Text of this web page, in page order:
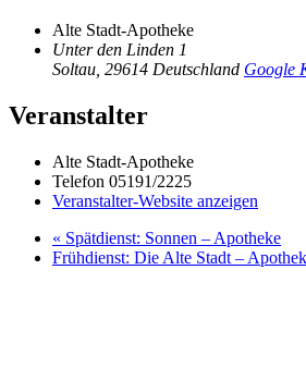
Alte Stadt-Apotheke
Unter den Linden 1
Soltau 29614 Deutschland Google
Veranstalter
Alte Stadt-Apotheke
Telefon 05191/2225
Veranstalter-Website anzeigen
« Spätdienst: Sonnen – Apotheke
Frühdienst: Die Alte Stadt –